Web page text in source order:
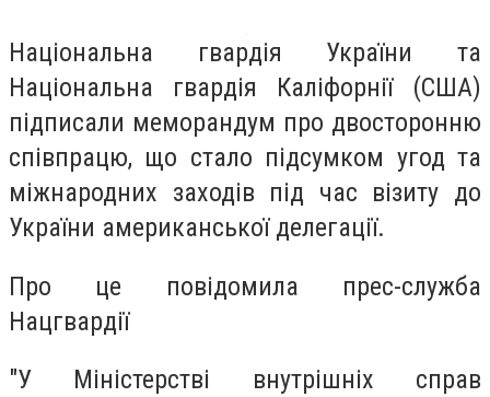
Національна гвардія України та
Національна гвардія Каліфорнії (США)
підписали меморандум про двосторонню
співпрацю, що стало підсумком угод та
міжнародних заходів під час візиту до
України американської делегації.
Про це повідомила прес-служба
Нацгвардії
"У Міністерстві внутрішніх справ